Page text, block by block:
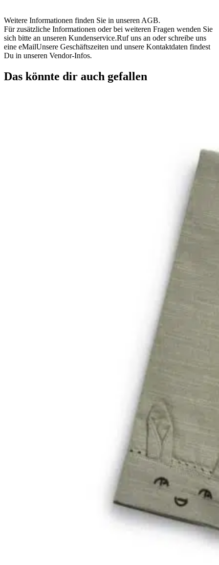
Weitere Informationen finden Sie in unseren AGB.
Für zusätzliche Informationen oder bei weiteren Fragen wenden Sie
sich bitte an unseren Kundenservice.Ruf uns an oder schreibe uns
eine eMailUnsere Geschäftszeiten und unsere Kontaktdaten findest
Du in unseren Vendor-Infos.
Das könnte dir auch gefallen